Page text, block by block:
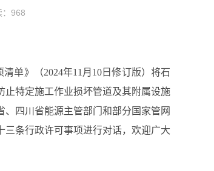
968
单》（2024年11月10日修订版）将石
止特定施工作业损坏管道及其附属设施
四川省能源主管部门和部分国家管网
条行政许可事项进行对话，欢迎广大